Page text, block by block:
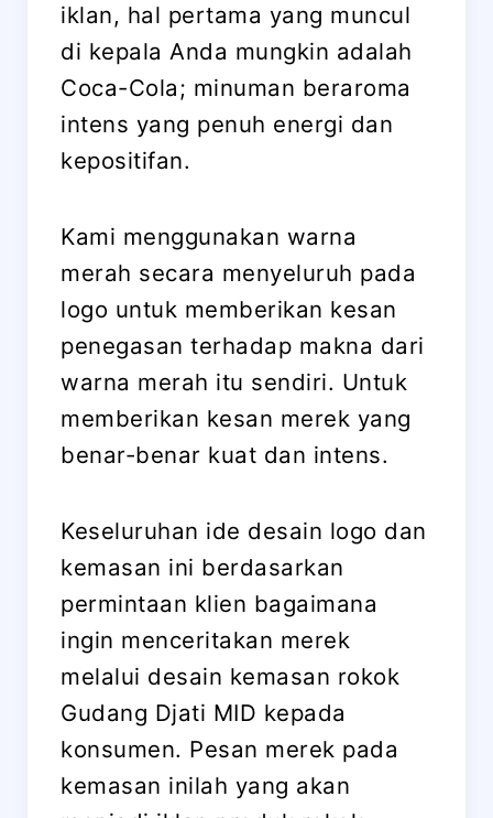
iklan, hal pertama yang muncul
di kepala Anda mungkin adalah
Coca-Cola; minuman beraroma
intens yang penuh energi dan
kepositifan.
Kami menggunakan warna
merah secara menyeluruh pada
logo untuk memberikan kesan
penegasan terhadap makna dari
warna merah itu sendiri. Untuk
memberikan kesan merek yang
benar-benar kuat dan intens.
Keseluruhan ide desain logo dan
kemasan ini berdasarkan
permintaan klien bagaimana
ingin menceritakan merek
melalui desain kemasan rokok
Gudang Djati MID kepada
konsumen. Pesan merek pada
kemasan inilah yang akan